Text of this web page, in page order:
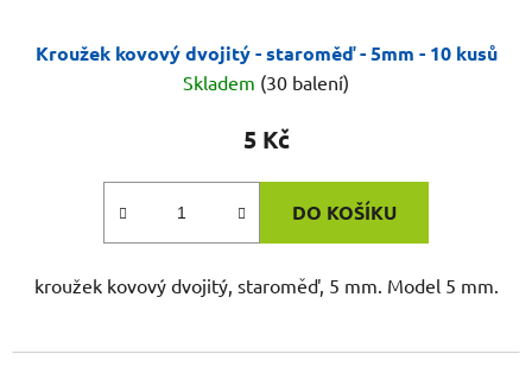
Kroužek kovový dvojitý - staroměď - 5mm - 10 kusů
Skladem (30 balení)
5 Kč
DO KOŠÍKU
kroužek kovový dvojitý, staroměď, 5 mm. Model 5 mm.